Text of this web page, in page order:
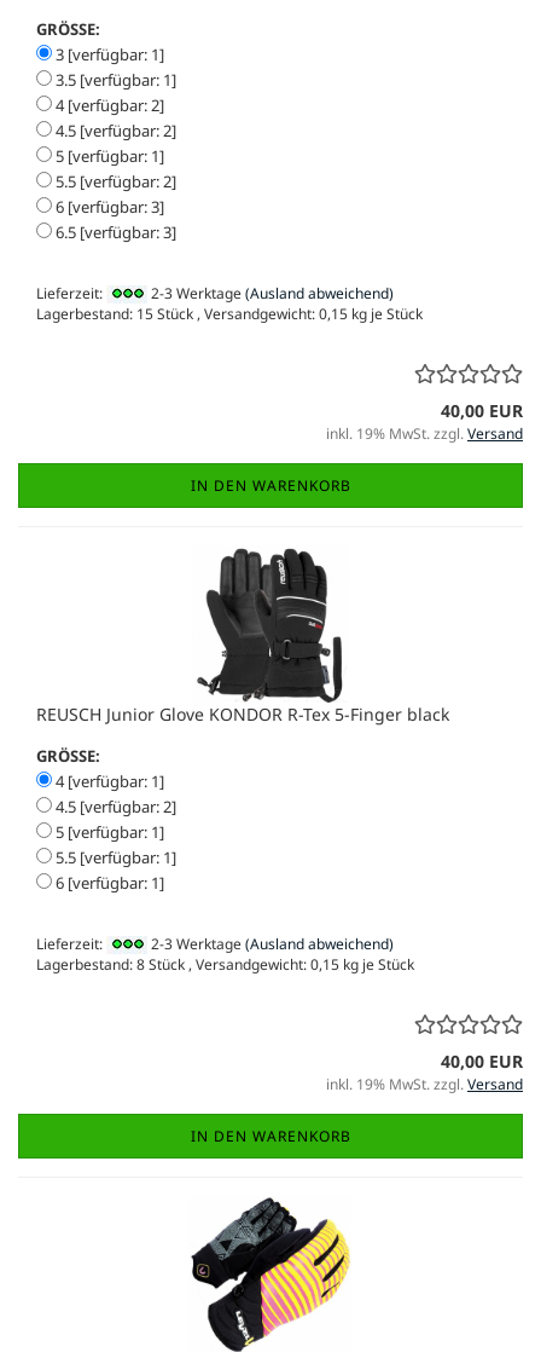
GRÖSSE:
3 [verfügbar: 1]
3.5 [verfügbar: 1]
4 [verfügbar: 2]
4.5 [verfügbar: 2]
5 [verfügbar: 1]
5.5 [verfügbar: 2]
6 [verfügbar: 3]
6.5 [verfügbar: 3]
Lieferzeit: 2-3 Werktage(Ausland abweichend)
Lagerbestand: 15 Stück , Versandgewicht:0,15 kg je Stück
40,00 EUR
inkl. 19% MwSt. zzgl.Versand
IN DEN WARENKORB
REUSCH Junior Glove KONDOR R-Tex 5-Finger black
GRÖSSE:
4 [verfügbar: 1]
4.5 [verfügbar: 2]
5 [verfügbar: 1]
5.5 [verfügbar: 1]
6 [verfügbar: 1]
Lieferzeit: 2-3 Werktage(Ausland abweichend)
Lagerbestand: 8 Stück , Versandgewicht:0,15 kg je Stück
40,00 EUR
inkl. 19% MwSt. zzgl.Versand
IN DEN WARENKORB